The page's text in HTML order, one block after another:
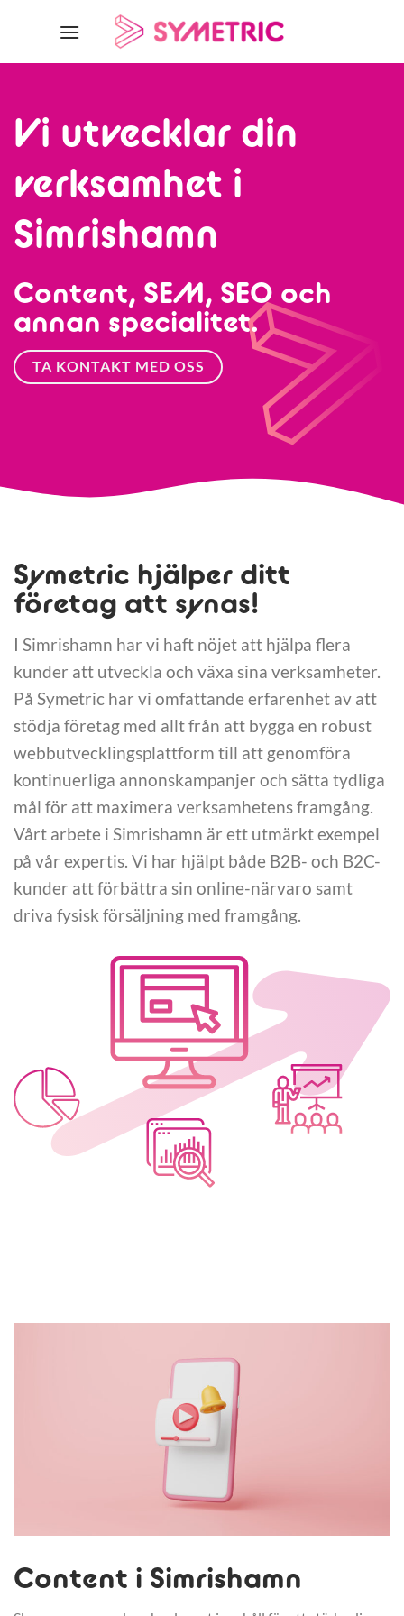
Vi utvecklar din
verksamhet i
Simrishamn
Content, SEM, SEO och
annan specialitet.
TA KONTAKT MED OSS
Symetric hjälper ditt
företag att synas!
I Simrishamn har vi haft nöjet att hjälpa flera
kunder att utveckla och växa sina verksamheter.
På Symetric har vi omfattande erfarenhet av att
stödja företag med allt från att bygga en robust
webbutvecklingsplattform till att genomföra
kontinuerliga annonskampanjer och sätta tydliga
mål för att maximera verksamhetens framgång.
Vårt arbete i Simrishamn är ett utmärkt exempel
på vår expertis. Vi har hjälpt både B2B- och B2C-
kunder att förbättra sin online-närvaro samt
driva fysisk försäljning med framgång.
Content i Simrishamn